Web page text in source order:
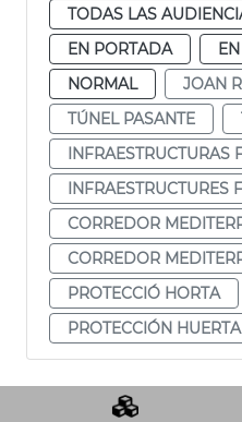
TODAS LAS
EN PORTADA
NORMAL
JOAN
TÚNEL PASANTE
INFRAESTRUCTURAS
INFRAESTRUCTURES
CORREDOR
CORREDOR
PROTECCIÓ HORTA
PROTECCIÓN HUERTA